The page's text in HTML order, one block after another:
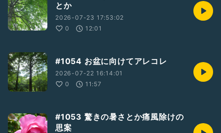
とか
2026-07-23 17:53:02
0
12:01
#1054 お盆に向けてアレコレ
2026-07-22 16:14:01
0
11:57
#1053 驚きの暑さとか痛風除けの
思案